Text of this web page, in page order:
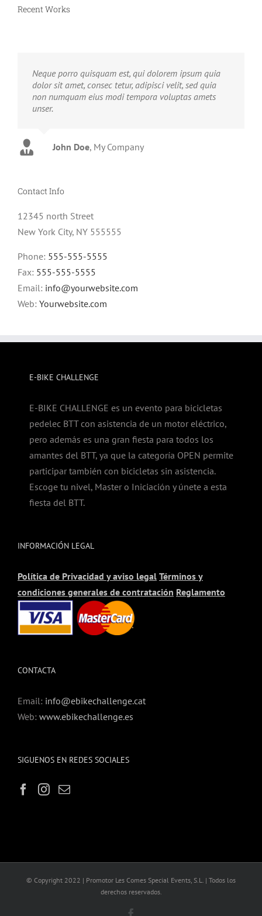
Recent Works
Neque porro quisquam est, qui dolorem ipsum quia
dolor sit amet, consec tetur, adipisci velit, sed quia
non numquam eius modi tempora voluptas amets
unser.
John Doe, My Company
Luke Beck Theme Fusion
Contact Info
12345 north Street
New York City, NY 555555
Phone: 555-555-5555
Fax: 555-555-5555
Email: info@yourwebsite.com
Web: Yourwebsite.com
E-BIKE CHALLENGE
E-BIKE CHALLENGE es un evento para bicicletas
pedelec BTT con asistencia de un motor eléctrico,
pero además es una gran fiesta para todos los
amantes del BTT, ya que la categoría OPEN permite
participar también con bicicletas sin asistencia.
Escoge tu nivel, Master o Iniciación y únete a esta
fiesta del BTT.
INFORMACIÓN LEGAL
Política de Privacidad y aviso legal Términos y
condiciones generales de contratación Reglamento
CONTACTA
Email: info@ebikechallenge.cat
Web: www.ebikechallenge.es
SIGUENOS EN REDES SOCIALES
© Copyright 2022 | Promotor Les Comes Special Events, S.L. | Todos los
derechos reservados.